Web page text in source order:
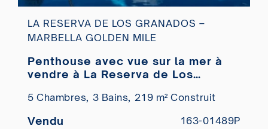
LA RESERVA DE LOS GRANADOS –
MARBELLA GOLDEN MILE
Penthouse avec vue sur la mer à
vendre à La Reserva de Los
5 Chambres, 3 Bains, 219 m² Construit
Vendu 163-01489P